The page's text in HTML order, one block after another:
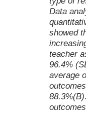
Data
showed
teacher
96.4%
average